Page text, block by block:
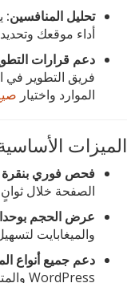
تحليل المنافسين:
أداء موقعك
دعم قرارات
فريق التطوير في
الموارد واختيار
الميزات
فحص فوري بنقرة
الصفحة خلال
عرض الحجم
والميغابايت
دعم جميع أنواع
WordPress والمتاجر الإلكترونية وتطبيقات الويب بمختلف تقنياتها.